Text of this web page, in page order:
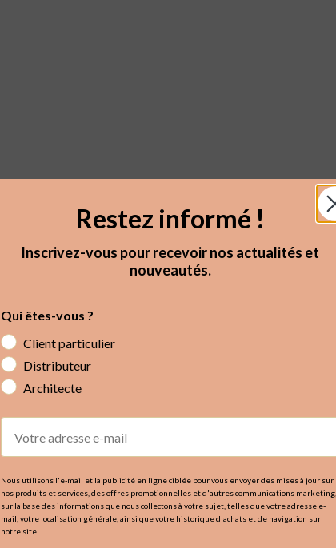
Restez informé !
Inscrivez-vous pour recevoir nos actualités et
nouveautés.
Qui êtes-vous ?
Client particulier
Distributeur
Architecte
Email
Nous utilisons l'e-mail et la publicité en ligne ciblée pour vous envoyer des mises à jour sur
nos produits et services, des offres promotionnelles et d'autres communications marketing,
sur la base des informations que nous collectons à votre sujet, telles que votre adresse e-
mail, votre localisation générale, ainsi que votre historique d'achats et de navigation sur
notre site.